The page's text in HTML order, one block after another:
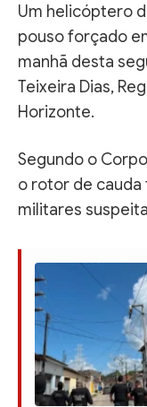
Um helicóptero
pouso forçado
manhã desta
Teixeira Dias,
Horizonte.
Segundo o
o rotor de cauda
militares